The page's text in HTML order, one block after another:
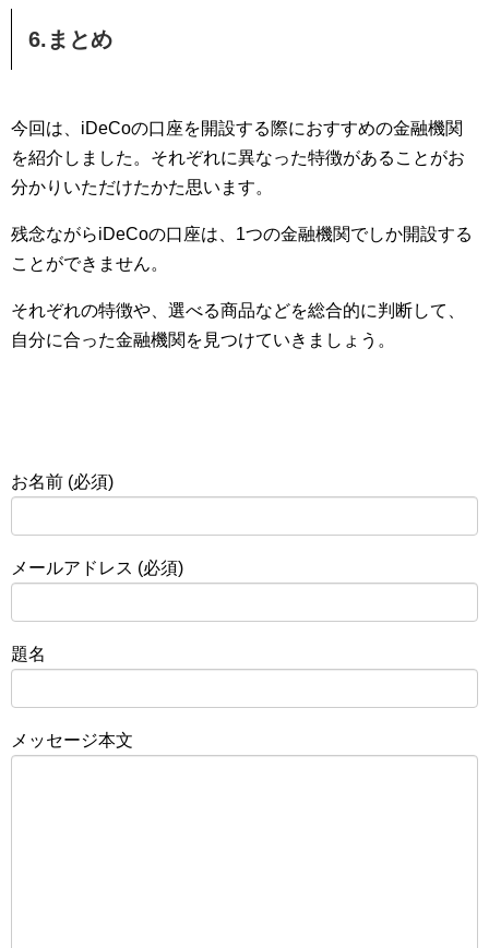
6.まとめ
今回は、iDeCoの口座を開設する際におすすめの金融機関
を紹介しました。それぞれに異なった特徴があることがお
分かりいただけたかた思います。
残念ながらiDeCoの口座は、1つの金融機関でしか開設する
ことができません。
それぞれの特徴や、選べる商品などを総合的に判断して、
自分に合った金融機関を見つけていきましょう。
お名前 (必須)
メールアドレス (必須)
題名
メッセージ本文